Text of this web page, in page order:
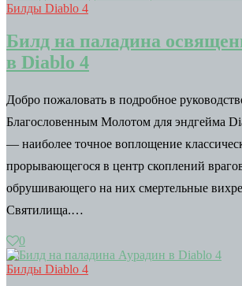
Билды Diablo 4
Билд на паладина
в Diablo 4
Добро пожаловать в подробное
Благословенным Молотом для эндгейма
— наиболее точное воплощение
прорывающегося в центр скоплений
обрушивающего на них смертельные
Святилища.…
0
Билды Diablo 4